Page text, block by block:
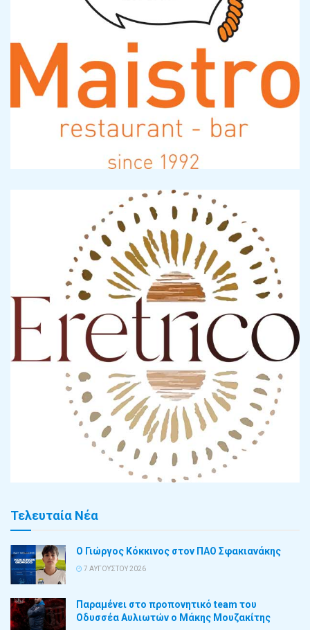
Τελευταία Νέα
Ο Γιώργος Κόκκινος στον ΠΑΟ Σφακιανάκης
7 ΑΥΓΟΎΣΤΟΥ 2026
Παραμένει στο προπονητικό team του
Οδυσσέα Αυλιωτών ο Μάκης Μουζακίτης